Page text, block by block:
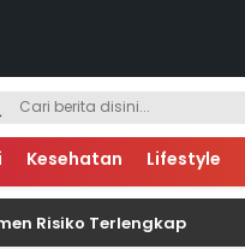
Kesehatan Lifestyle
Terlengkap